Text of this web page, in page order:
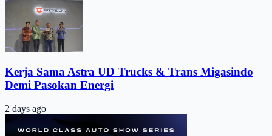
Kerja Sama Astra UD Trucks & Trans Migasindo
Demi Pasokan Energi
2 days ago